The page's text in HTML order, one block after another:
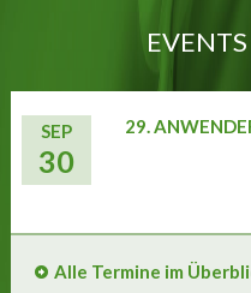
SEP
30
29.
Alle Termine im